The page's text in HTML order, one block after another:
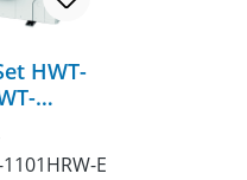
HWT-
E